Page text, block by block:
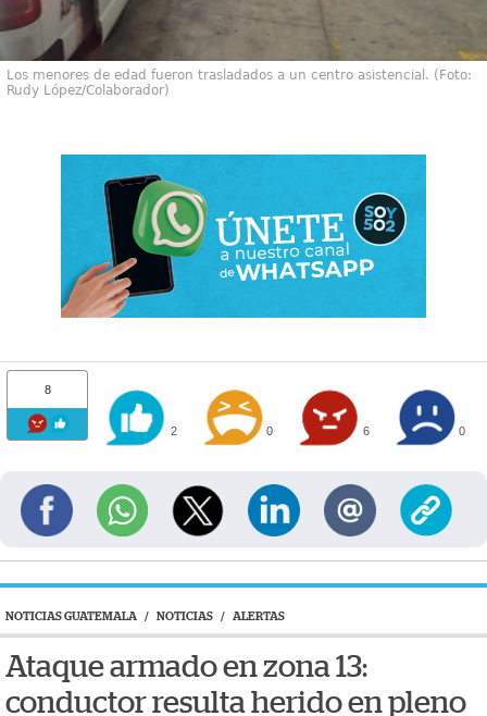
Los menores de edad fueron trasladados a un centro asistencial. (Foto:
Rudy López/Colaborador)
8
2 0 6 0
NOTICIAS GUATEMALA / NOTICIAS / ALERTAS
Ataque armado en zona 13:
conductor resulta herido en pleno